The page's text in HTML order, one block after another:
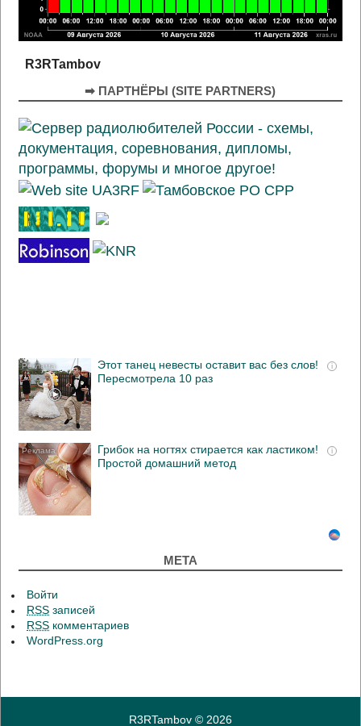
R3RTambov
➡ ПАРТНЁРЫ (SITE PARTNERS)
i
Этот танец невесты оставит вас без слов!
Пересмотрела 10 раз
i
Грибок на ногтях стирается как ластиком!
Простой домашний метод
МЕТА
Войти
RSS записей
RSS комментариев
WordPress.org
R3RTambov© 2026